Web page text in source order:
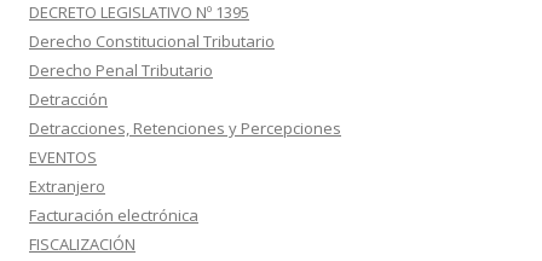
DECRETO LEGISLATIVO Nº 1395
Derecho Constitucional Tributario
Derecho Penal Tributario
Detracción
Detracciones, Retenciones y Percepciones
EVENTOS
Extranjero
Facturación electrónica
FISCALIZACIÓN